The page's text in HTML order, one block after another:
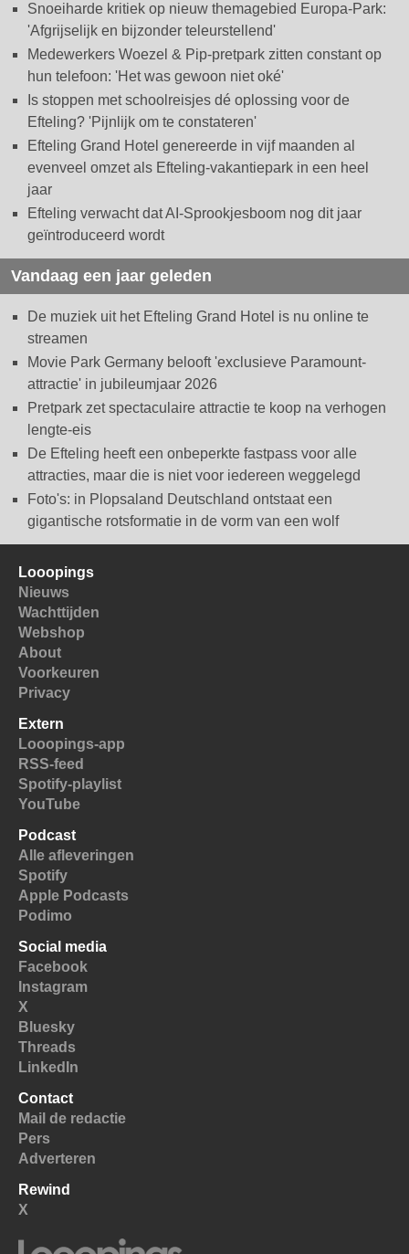
Snoeiharde kritiek op nieuw themagebied Europa-Park:
'Afgrijselijk en bijzonder teleurstellend'
Medewerkers Woezel & Pip-pretpark zitten constant op
hun telefoon: 'Het was gewoon niet oké'
Is stoppen met schoolreisjes dé oplossing voor de
Efteling? 'Pijnlijk om te constateren'
Efteling Grand Hotel genereerde in vijf maanden al
evenveel omzet als Efteling-vakantiepark in een heel
jaar
Efteling verwacht dat AI-Sprookjesboom nog dit jaar
geïntroduceerd wordt
Vandaag een jaar geleden
De muziek uit het Efteling Grand Hotel is nu online te
streamen
Movie Park Germany belooft 'exclusieve Paramount-
attractie' in jubileumjaar 2026
Pretpark zet spectaculaire attractie te koop na verhogen
lengte-eis
De Efteling heeft een onbeperkte fastpass voor alle
attracties, maar die is niet voor iedereen weggelegd
Foto's: in Plopsaland Deutschland ontstaat een
gigantische rotsformatie in de vorm van een wolf
Looopings
Nieuws
Wachttijden
Webshop
About
Voorkeuren
Privacy
Extern
Looopings-app
RSS-feed
Spotify-playlist
YouTube
Podcast
Alle afleveringen
Spotify
Apple Podcasts
Podimo
Social media
Facebook
Instagram
X
Bluesky
Threads
LinkedIn
Contact
Mail de redactie
Pers
Adverteren
Rewind
X